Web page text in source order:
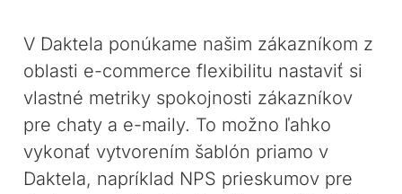
V Daktela ponúkame našim zákazníkom z
oblasti e-commerce flexibilitu nastaviť si
vlastné metriky spokojnosti zákazníkov
pre chaty a e-maily. To možno ľahko
vykonať vytvorením šablón priamo v
Daktela, napríklad NPS prieskumov pre